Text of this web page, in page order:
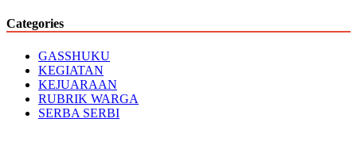
Categories
GASSHUKU
KEGIATAN
KEJUARAAN
RUBRIK WARGA
SERBA SERBI